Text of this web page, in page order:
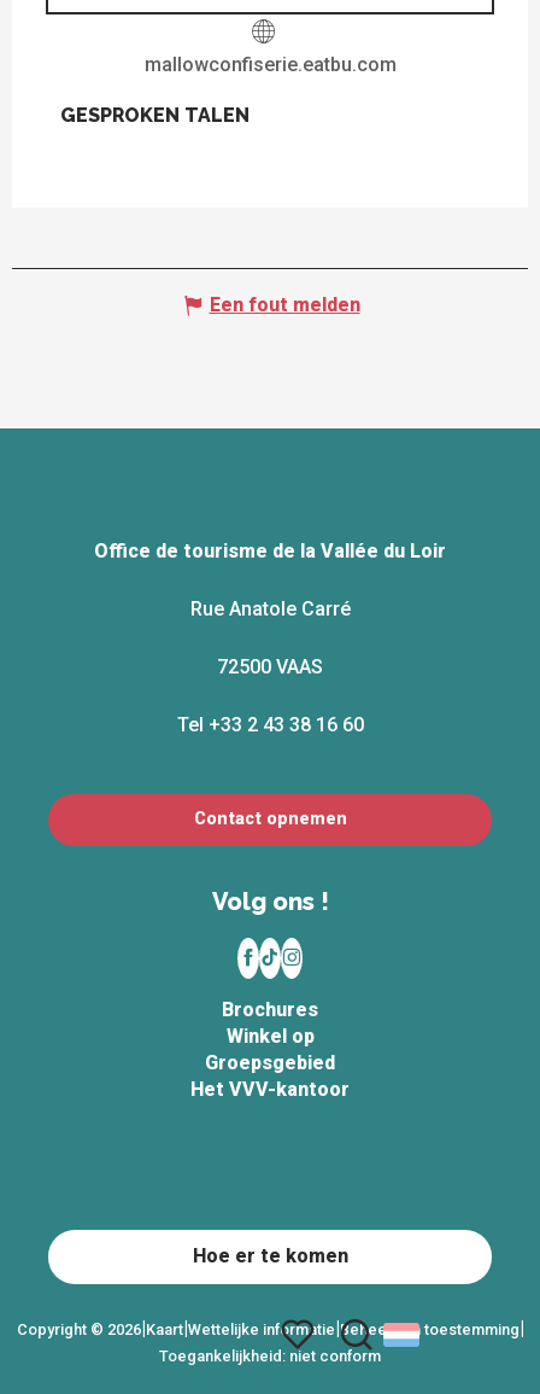
mallowconfiserie.eatbu.com
GESPROKEN TALEN
GESPROKEN TALEN
Een fout melden
Office de tourisme de la Vallée du Loir
Rue Anatole Carré
72500 VAAS
Tel +33 2 43 38 16 60
Contact opnemen
Volg ons !
Brochures
Winkel op
Groepsgebied
Het VVV-kantoor
Copyright © 2026|Kaart|Wettelijke informatie|Beheer van toestemming|
Toegankelijkheid: niet conform
Hoe er te komen